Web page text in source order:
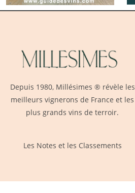
Depuis 1980, Millésimes ® révèle les
meilleurs vignerons de France et les
plus grands vins de terroir.
Les Notes et les Classements